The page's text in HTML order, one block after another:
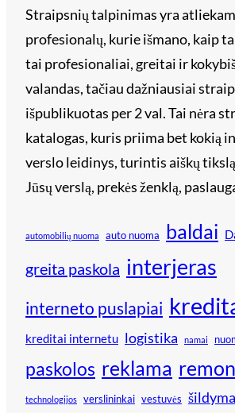
Straipsnių talpinimas yra
profesionalų, kurie išmano, kaip
tai profesionaliai, greitai ir
valandas, tačiau dažniausiai
išpublikuotas per 2 val. Tai nėra
katalogas, kuris priima bet kokią
verslo leidinys, turintis aiškų
Jūsų verslą, prekės ženklą,
automobilių nuoma auto nuoma baldai
greita paskola interjeras
interneto puslapiai
kreditai internetu logistika namai
paskolos reklama
technologijos verslininkai vestuvės